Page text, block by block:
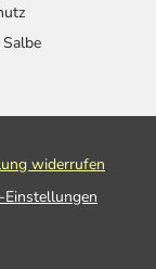
widerrufen
Einstellungen